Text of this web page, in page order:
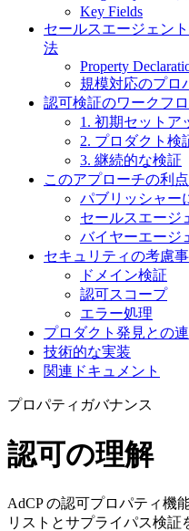
Key Fields
セールスエージェン
法
Property
規模対応のプロ
認可検証のワークフ
1. 初期セットア
2. プロダクト検
3. 継続的な検証
このアプローチの利点
パブリッシャー
セールスエージ
バイヤーエージ
セキュリティの考慮
ドメイン検証
認可スコープ
エラー処理
プロダクト発見との
技術的な実装
関連ドキュメント
プロパティガバナンス
認可の理解
AdCP の認可プロパティ機
リストとサプライパス検証